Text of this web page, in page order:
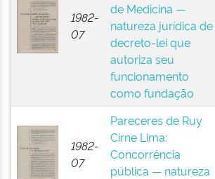
1982-
07
de Medicina —
natureza jurídica de
decreto-lei que
autoriza seu
funcionamento
como fundação
1982-
07
Pareceres de Ruy
Cirne Lima:
Concorrência
pública — natureza